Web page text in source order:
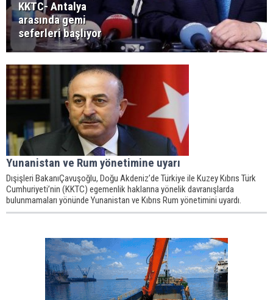
KKTC- Antalya
arasında gemi
seferleri başlıyor
Yunanistan ve Rum yönetimine uyarı
Dışişleri BakanıÇavuşoğlu, Doğu Akdeniz’de Türkiye ile Kuzey Kıbrıs Türk
Cumhuriyeti’nin (KKTC) egemenlik haklarına yönelik davranışlarda
bulunmamaları yönünde Yunanistan ve Kıbrıs Rum yönetimini uyardı.